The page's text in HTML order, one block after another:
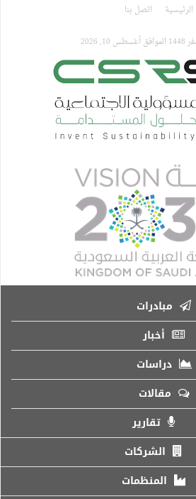
الرئيسية اتصل بنا
مبادرات
أخبار
دراسات
مقالات
تقارير
الشركات
المنظمات